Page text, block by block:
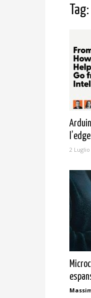
2 Luglio